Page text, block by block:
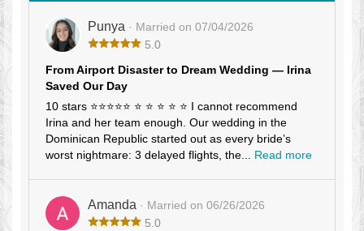
Punya · Married on 07/04/2026
5.0
From Airport Disaster to Dream Wedding — Irina
Saved Our Day
10 stars ⭐⭐⭐⭐⭐ ⭐ ⭐ ⭐ ⭐ ⭐ I cannot recommend
Irina and her team enough. Our wedding in the
Dominican Republic started out as every bride’s
worst nightmare: 3 delayed flights, the... Read more
Amanda · Married on 06/26/2026
5.0